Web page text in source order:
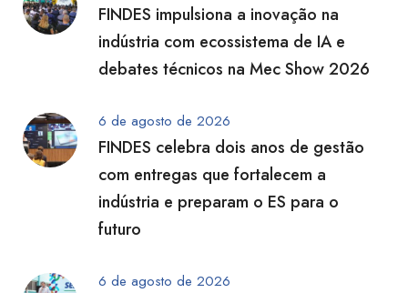
FINDES impulsiona a inovação na
indústria com ecossistema de IA e
debates técnicos na Mec Show 2026
6 de agosto de 2026
FINDES celebra dois anos de gestão
com entregas que fortalecem a
indústria e preparam o ES para o
futuro
6 de agosto de 2026